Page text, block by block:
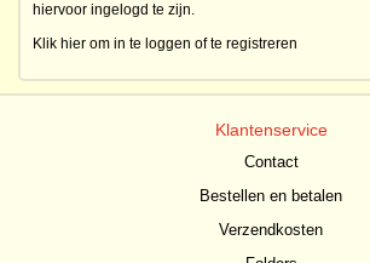
hiervoor ingelogd te zijn.
Klik hier om in te loggen of te registreren
Klantenservice
Contact
Bestellen en betalen
Verzendkosten